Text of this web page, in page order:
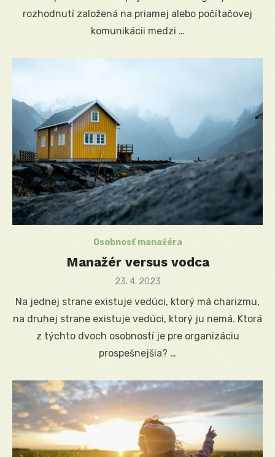
rozhodnutí založená na priamej alebo počítačovej
komunikácii medzi …
Osobnosť manažéra
Manažér versus vodca
Posted
23. 4. 2023
Na jednej strane existuje vedúci, ktorý má charizmu,
na druhej strane existuje vedúci, ktorý ju nemá. Ktorá
z týchto dvoch osobností je pre organizáciu
prospešnejšia? …